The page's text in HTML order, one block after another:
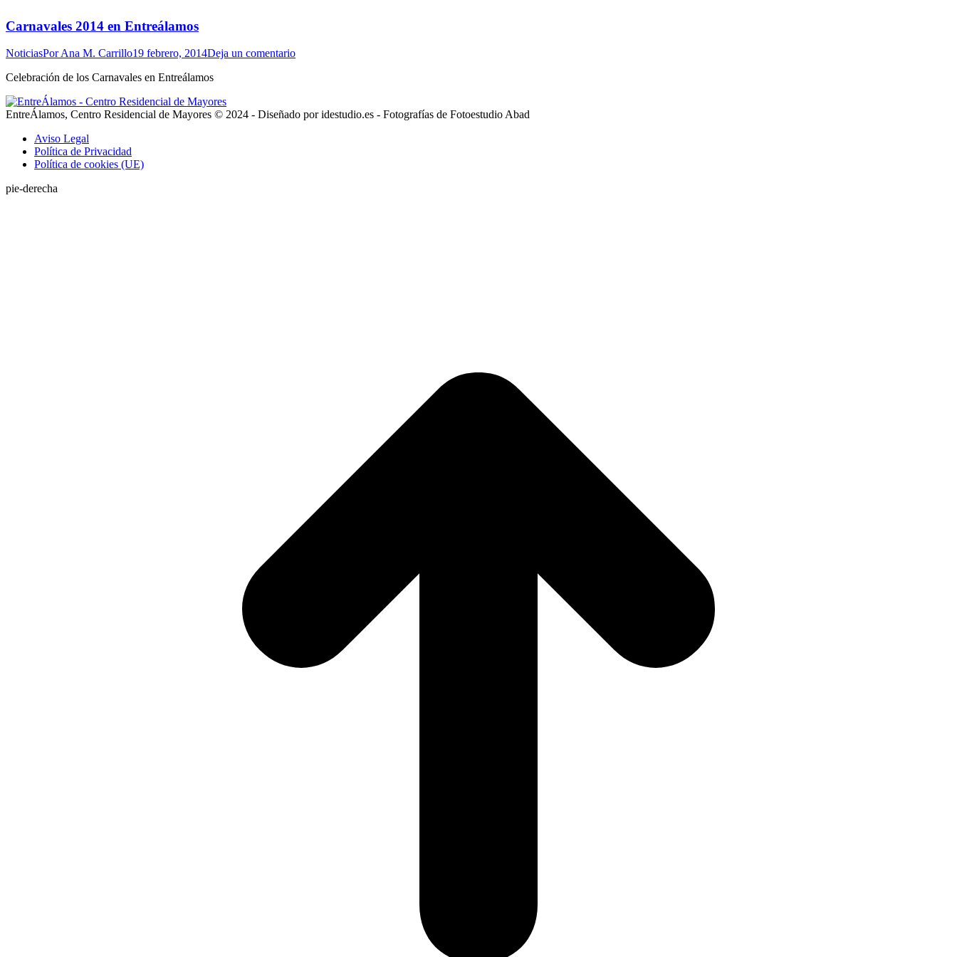
Carnavales 2014 en Entreálamos
NoticiasPorAna M. Carrillo19 febrero, 2014Deja un comentario
Celebración de los Carnavales en Entreálamos
EntreÁlamos, Centro Residencial de Mayores © 2024 - Diseñado por idestudio.es - Fotografías de Fotoestudio Abad
Aviso Legal
Política de Privacidad
Política de cookies (UE)
pie-derecha